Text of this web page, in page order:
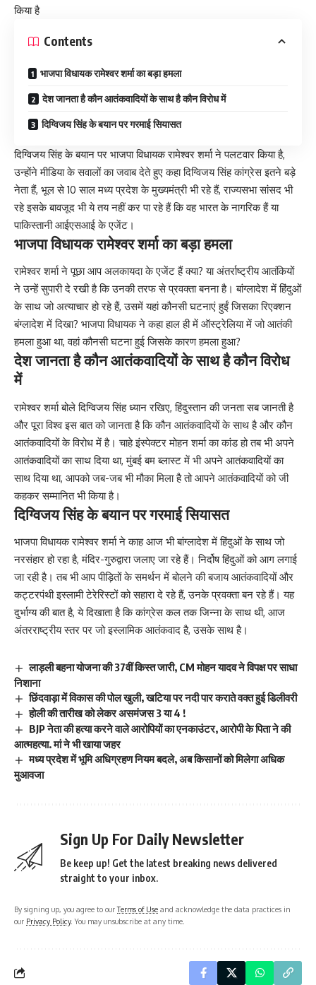
किया है
Contents
भाजपा विधायक रामेश्वर शर्मा का बड़ा हमला
देश जानता है कौन आतंकवादियों के साथ है कौन विरोध में
दिग्विजय सिंह के बयान पर गरमाई सियासत
दिग्विजय सिंह के बयान पर भाजपा विधायक रामेश्वर शर्मा ने पलटवार किया है,
उन्होंने मीडिया के सवालों का जवाब देते हुए कहा दिग्विजय सिंह कांग्रेस इतने बड़े
नेता हैं, भूल से 10 साल मध्य प्रदेश के मुख्यमंत्री भी रहे हैं, राज्यसभा सांसद भी
रहे इसके बावजूद भी ये तय नहीं कर पा रहे हैं कि वह भारत के नागरिक हैं या
पाकिस्तानी आईएसआई के एजेंट।
भाजपा विधायक रामेश्वर शर्मा का बड़ा हमला
रामेश्वर शर्मा ने पूछा आप अलकायदा के एजेंट हैं क्या? या अंतर्राष्ट्रीय आतंकियों
ने उन्हें सुपारी दे रखी है कि उनकी तरफ से प्रवक्ता बनना है। बांग्लादेश में हिंदुओं
के साथ जो अत्याचार हो रहे हैं, उसमें यहां कौनसी घटनाएं हुईं जिसका रिएक्शन
बंग्लादेश में दिखा? भाजपा विधायक ने कहा हाल ही में ऑस्ट्रेलिया में जो आतंकी
हमला हुआ था, वहां कौनसी घटना हुई जिसके कारण हमला हुआ?
देश जानता है कौन आतंकवादियों के साथ है कौन विरोध
में
रामेश्वर शर्मा बोले दिग्विजय सिंह ध्यान रखिए, हिंदुस्तान की जनता सब जानती है
और पूरा विश्व इस बात को जानता है कि कौन आतंकवादियों के साथ है और कौन
आतंकवादियों के विरोध में है। चाहे इंस्पेक्टर मोहन शर्मा का कांड हो तब भी अपने
आतंकवादियों का साथ दिया था, मुंबई बम ब्लास्ट में भी अपने आतंकवादियों का
साथ दिया था, आपको जब-जब भी मौका मिला है तो आपने आतंकवादियों को जी
कहकर सम्मानित भी किया है।
दिग्विजय सिंह के बयान पर गरमाई सियासत
भाजपा विधायक रामेश्वर शर्मा ने काह आज भी बांग्लादेश में हिंदुओं के साथ जो
नरसंहार हो रहा है, मंदिर-गुरुद्वारा जलाए जा रहे हैं। निर्दोष हिंदुओं को आग लगाई
जा रही है। तब भी आप पीड़ितों के समर्थन में बोलने की बजाय आतंकवादियों और
कट्टरपंथी इस्लामी टेरेरिस्टों को सहारा दे रहे हैं, उनके प्रवक्ता बन रहे हैं। यह
दुर्भाग्य की बात है, ये दिखाता है कि कांग्रेस कल तक जिन्ना के साथ थी, आज
अंतरराष्ट्रीय स्तर पर जो इस्लामिक आतंकवाद है, उसके साथ है।
लाड़ली बहना योजना की 37वीं किस्त जारी, CM मोहन यादव ने विपक्ष पर साधा
निशाना
छिंदवाड़ा में विकास की पोल खुली, खटिया पर नदी पार कराते वक्त हुई डिलीवरी
होली की तारीख को लेकर असमंजस 3 या 4 !
BJP नेता की हत्या करने वाले आरोपियों का एनकाउंटर, आरोपी के पिता ने की
आत्महत्या. मां ने भी खाया जहर
मध्य प्रदेश में भूमि अधिग्रहण नियम बदले, अब किसानों को मिलेगा अधिक
मुआवजा
Sign Up For Daily Newsletter
Be keep up! Get the latest breaking news delivered
straight to your inbox.
By signing up, you agree to ourTerms of Use and acknowledge the data practices in
our Privacy Policy. You may unsubscribe at any time.